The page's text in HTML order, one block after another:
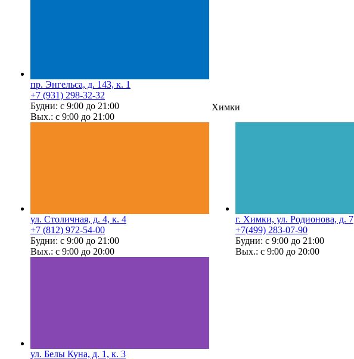
пр. Энгельса, д. 143, к. 1
+7 (931) 298-32-32
Будни: с 9:00 до 21:00
Вых.: с 9:00 до 21:00
ул. Столичная, д. 4, к. 4
+7 (812) 972-54-00
Будни: с 9:00 до 21:00
Вых.: с 9:00 до 20:00
ул. Белы Куна, д. 1, к. 3
Химки
г. Химки, ул. Родионова, д. 7
+7(499) 283-07-90
Будни: с 9:00 до 21:00
Вых.: с 9:00 до 20:00